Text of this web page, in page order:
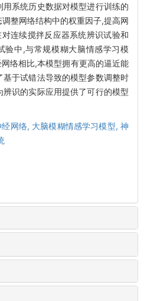
系统历史数据对模型进行训练的
整网络结构中的权重因子,提高网
连续搅拌反应器系统辨识试验和
验中,与常规模糊大脑情感学习模
络相比,本模型拥有更高的逼近能
于试错法导致的模型参数调整时
识的实际应用提供了可行的模型
网络, 大脑模糊情感学习模型,神